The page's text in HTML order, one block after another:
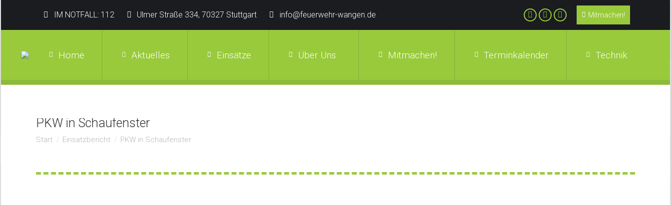
IM NOTFALL: 112 Ulmer Straße 334, 70327 Stuttgart info@feuerwehr-wangen.de Mitmachen!
Home Aktuelles Einsätze Über Uns Mitmachen! Terminkalender Technik
PKW in Schaufenster
Sie befinden sich hier:
Start Einsatzbericht PKW in Schaufenster